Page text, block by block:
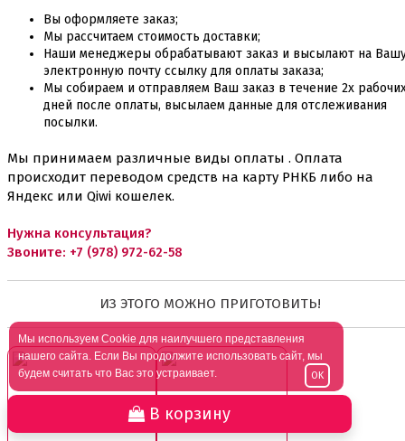
В корзину
Вы оформляете заказ;
Мы рассчитаем стоимость доставки;
Наши менеджеры обрабатывают заказ и высылают на
электронную почту ссылку для оплаты заказа;
Мы собираем и отправляем Ваш заказ в течение 2х
дней после оплаты, высылаем данные для отслеживания
посылки.
Мы принимаем различные виды оплаты . Оплата
происходит переводом средств на карту РНКБ либо на
Яндекс или Qiwi кошелек.
Нужна консультация?
Звоните: +7 (978) 972-62-58
ИЗ ЭТОГО МОЖНО ПРИГОТОВИТЬ!
Рецепты бисквитов Рецепты кремов
Мы используем Cookie для наилучшего представления
нашего сайта. Если Вы продолжите использовать сайт, мы
будем считать что Вас это устраивает.
OK